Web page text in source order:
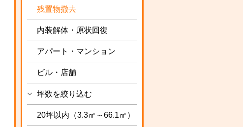
残置物撤去
内装解体・原状回復
アパート・マンション
ビル・店舗
坪数を絞り込む
20坪以内（3.3㎡～66.1㎡）